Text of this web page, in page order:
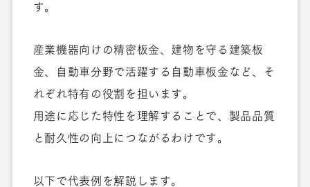
す。
産業機器向けの精密板金、建物を守る建築板
金、自動車分野で活躍する自動車板金など、そ
れぞれ特有の役割を担います。
用途に応じた特性を理解することで、製品品質
と耐久性の向上につながるわけです。
以下で代表例を解説します。